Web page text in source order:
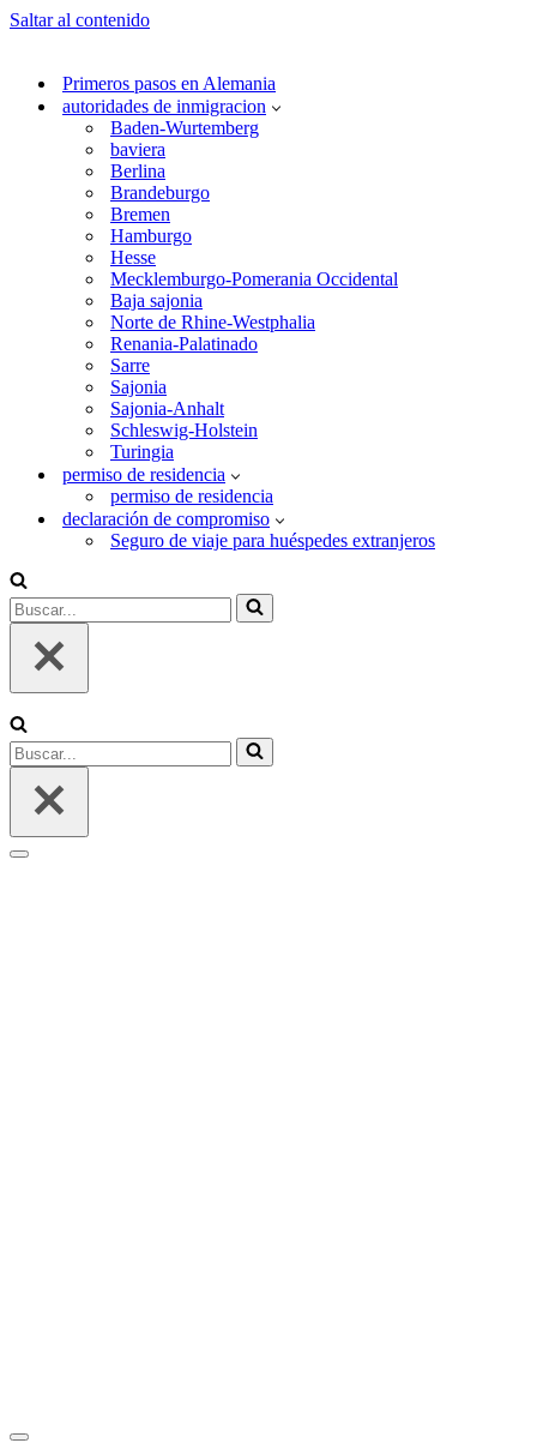
Saltar al contenido
Primeros pasos en Alemania
autoridades de inmigracion
Baden-Wurtemberg
baviera
Berlina
Brandeburgo
Bremen
Hamburgo
Hesse
Mecklemburgo-Pomerania Occidental
Baja sajonia
Norte de Rhine-Westphalia
Renania-Palatinado
Sarre
Sajonia
Sajonia-Anhalt
Schleswig-Holstein
Turingia
permiso de residencia
permiso de residencia
declaración de compromiso
Seguro de viaje para huéspedes extranjeros
Buscar...
Buscar...
Menú
Menú